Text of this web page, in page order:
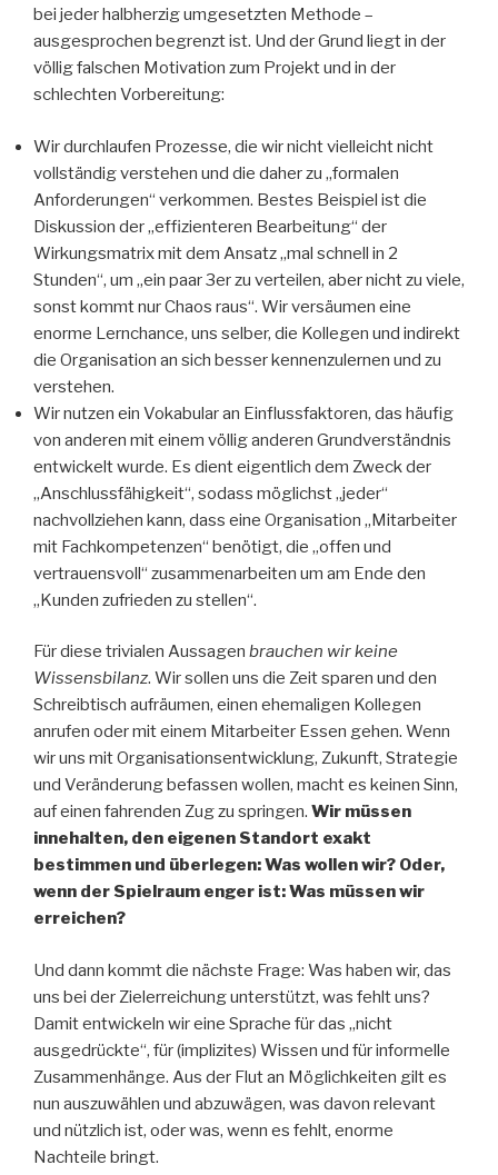
bei jeder halbherzig umgesetzten Methode –
ausgesprochen begrenzt ist. Und der Grund liegt in der
völlig falschen Motivation zum Projekt und in der
schlechten Vorbereitung:
Wir durchlaufen Prozesse, die wir nicht vielleicht nicht
vollständig verstehen und die daher zu „formalen
Anforderungen“ verkommen. Bestes Beispiel ist die
Diskussion der „effizienteren Bearbeitung“ der
Wirkungsmatrix mit dem Ansatz „mal schnell in 2
Stunden“, um „ein paar 3er zu verteilen, aber nicht zu viele,
sonst kommt nur Chaos raus“. Wir versäumen eine
enorme Lernchance, uns selber, die Kollegen und indirekt
die Organisation an sich besser kennenzulernen und zu
verstehen.
Wir nutzen ein Vokabular an Einflussfaktoren, das häufig
von anderen mit einem völlig anderen Grundverständnis
entwickelt wurde. Es dient eigentlich dem Zweck der
„Anschlussfähigkeit“, sodass möglichst „jeder“
nachvollziehen kann, dass eine Organisation „Mitarbeiter
mit Fachkompetenzen“ benötigt, die „offen und
vertrauensvoll“ zusammenarbeiten um am Ende den
„Kunden zufrieden zu stellen“.
Für diese trivialen Aussagen brauchen wir keine
Wissensbilanz. Wir sollen uns die Zeit sparen und den
Schreibtisch aufräumen, einen ehemaligen Kollegen
anrufen oder mit einem Mitarbeiter Essen gehen. Wenn
wir uns mit Organisationsentwicklung, Zukunft, Strategie
und Veränderung befassen wollen, macht es keinen Sinn,
auf einen fahrenden Zug zu springen. Wir müssen
innehalten, den eigenen Standort exakt
bestimmen und überlegen: Was wollen wir? Oder,
wenn der Spielraum enger ist: Was müssen wir
erreichen?
Und dann kommt die nächste Frage: Was haben wir, das
uns bei der Zielerreichung unterstützt, was fehlt uns?
Damit entwickeln wir eine Sprache für das „nicht
ausgedrückte“, für (implizites) Wissen und für informelle
Zusammenhänge. Aus der Flut an Möglichkeiten gilt es
nun auszuwählen und abzuwägen, was davon relevant
und nützlich ist, oder was, wenn es fehlt, enorme
Nachteile bringt.